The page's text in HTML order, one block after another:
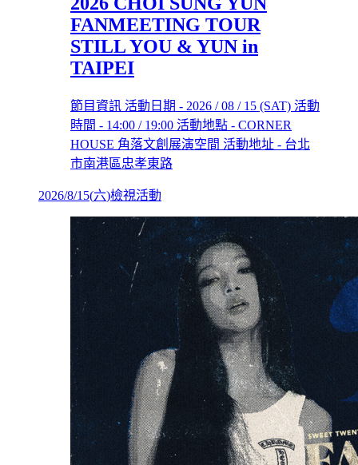
FANMEETING TOUR
STILL YOU & YUN in
TAIPEI
節目資訊 活動日期 - 2026 / 08 / 15 (SAT) 活動
時間 - 14:00 / 19:00 活動地點 - CORNER
HOUSE 角落文創展演空間 活動地址 - 台北
市南港區忠孝東路
2026/8/15(六)檢視活動